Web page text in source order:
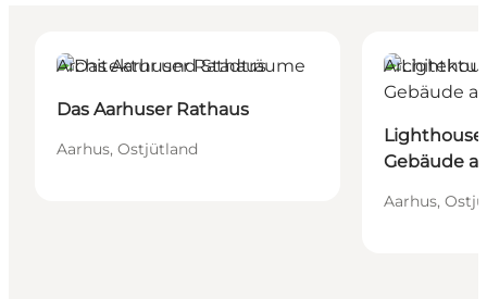
Architektur und Stadträume
Das Aarhuser Rathaus
Aarhus, Ostjütland
Lighthouse
Gebäude
Aarhus,